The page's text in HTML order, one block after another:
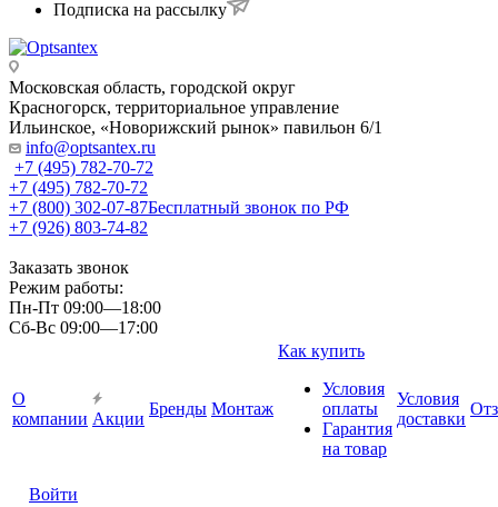
Подписка на рассылку
Московская область, городской округ
Красногорск, территориальное управление
Ильинское, «Новорижский рынок» павильон 6/1
info@optsantex.ru
+7 (495) 782-70-72
+7 (495) 782-70-72
+7 (800) 302-07-87Бесплатный звонок по РФ
+7 (926) 803-74-82
Заказать звонок
Режим работы:
Пн-Пт 09:00—18:00
Сб-Вс 09:00—17:00
О
компании Акции
Бренды Монтаж
Как купить
Условия
оплаты
Гарантия
на товар
Условия
доставки
Войти